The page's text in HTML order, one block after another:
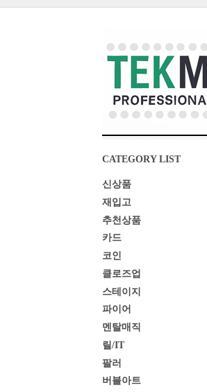
CATEGORY LIST
신상품
재입고
추천상품
카드
코인
클로즈업
스테이지
파이어
멘탈매직
릴/IT
팔러
버블아트